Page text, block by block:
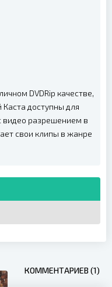
DVDRip качестве,
Каста доступны для
видео разрешением в
свои клипы в жанре
КОММЕНТАРИЕВ (1)